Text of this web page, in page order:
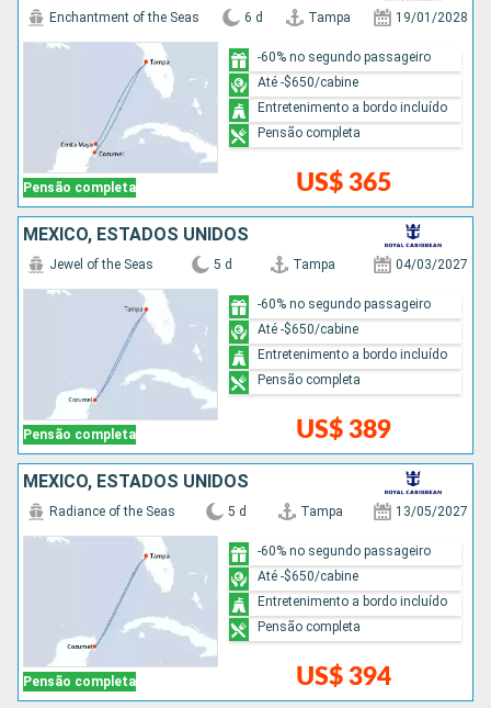
Pensão completa
Enchantment of the Seas 6 d Tampa 19/01/2028
US$ 365
-60% no segundo passageiro
Até -$650/cabine
Entretenimento a bordo incluído
Pensão completa
MÉXICO, ESTADOS UNIDOS
Pensão completa
Jewel of the Seas 5 d Tampa 04/03/2027
US$ 389
-60% no segundo passageiro
Até -$650/cabine
Entretenimento a bordo incluído
Pensão completa
MÉXICO, ESTADOS UNIDOS
Pensão completa
Radiance of the Seas 5 d Tampa 13/05/2027
US$ 394
-60% no segundo passageiro
Até -$650/cabine
Entretenimento a bordo incluído
Pensão completa